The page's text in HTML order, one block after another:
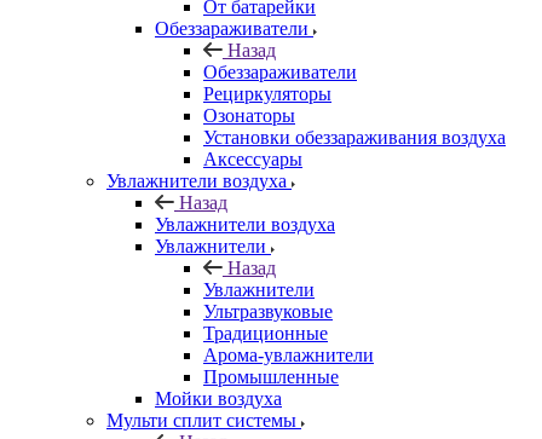
От батарейки
Обеззараживатели
Назад
Обеззараживатели
Рециркуляторы
Озонаторы
Установки обеззараживания воздуха
Аксессуары
Увлажнители воздуха
Назад
Увлажнители воздуха
Увлажнители
Назад
Увлажнители
Ультразвуковые
Традиционные
Арома-увлажнители
Промышленные
Мойки воздуха
Мульти сплит системы